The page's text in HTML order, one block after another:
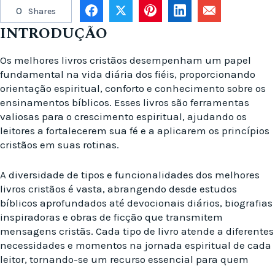
0 Shares
INTRODUÇÃO
Os melhores livros cristãos desempenham um papel
fundamental na vida diária dos fiéis, proporcionando
orientação espiritual, conforto e conhecimento sobre os
ensinamentos bíblicos. Esses livros são ferramentas
valiosas para o crescimento espiritual, ajudando os
leitores a fortalecerem sua fé e a aplicarem os princípios
cristãos em suas rotinas.
A diversidade de tipos e funcionalidades dos melhores
livros cristãos é vasta, abrangendo desde estudos
bíblicos aprofundados até devocionais diários, biografias
inspiradoras e obras de ficção que transmitem
mensagens cristãs. Cada tipo de livro atende a diferentes
necessidades e momentos na jornada espiritual de cada
leitor, tornando-se um recurso essencial para quem